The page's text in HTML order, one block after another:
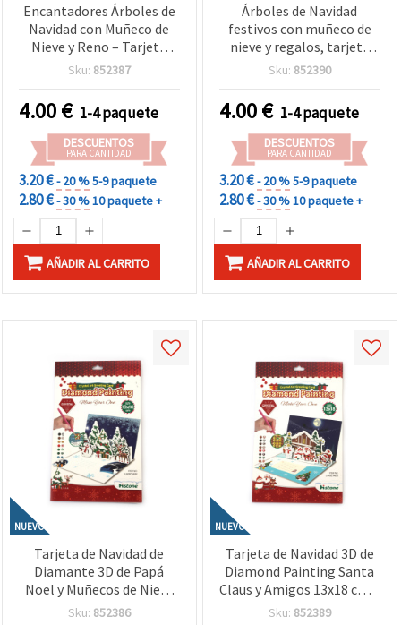
Encantadores Árboles de
Navidad con Muñeco de
Nieve y Reno – Tarjeta
Navideña 3D de
Painting) 13x18 cm, ideal
para felicitaciones y
regalo DIY LHKBC14656
Sku: 852387
4.00€ 1-4 paquete
DESCUENTOS
PARA CANTIDAD
3.20 €- 20 %5-9 paquete
2.80 €- 30 %10 paquete +
AÑADIR AL CARRITO
Árboles de Navidad
festivos con muñeco de
nieve y regalos, tarjeta
navideña 3D de diamantes
felicitaciones navideñas y
manualidades creativas
LHKBC14648
Sku: 852390
4.00€ 1-4 paquete
DESCUENTOS
PARA CANTIDAD
3.20 €- 20 %5-9 paquete
2.80 €- 30 %10 paquete +
AÑADIR AL CARRITO
NUEVO
Tarjeta de Navidad de
Diamante 3D de Papá
Noel y Muñecos de Nieve
13x18 cm – Ideal para
Sku: 852386
NUEVO
Tarjeta de Navidad 3D de
Diamond Painting Santa
Claus y Amigos 13x18 cm –
Ideal para Felicitaciones
Sku: 852389